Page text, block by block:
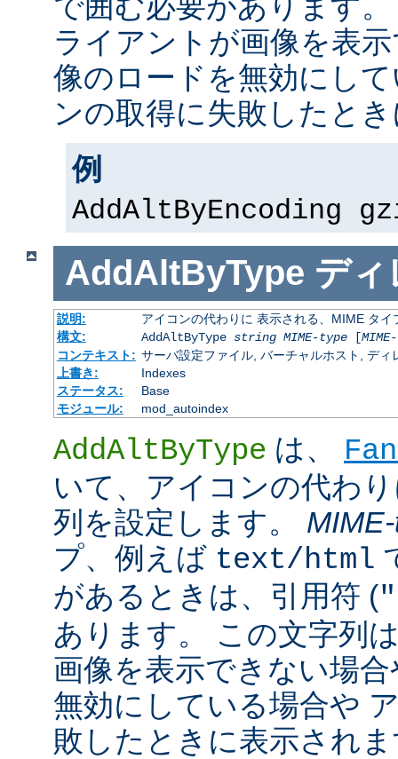
ライアントが画像を表
像のロードを無効にし
ンの取得に失敗したと
例
AddAltByEncoding
AddAltByType ディ
説明:
アイコンの代わりに 表示される、MIME タ
構文:
AddAltByType string MIME-type[
コンテキスト: サーバ設定ファイル, バーチャルホスト, ディ
上書き:
Indexes
ステータス:
Base
モジュール:
mod_autoindex
AddAltByType は、
いて、アイコンの代わ
列を設定します。
プ、例えば text/html
があるときは、引用符 ("
あります。 この文字列
画像を表示できない場
無効にしている場合や
敗したときに表示され